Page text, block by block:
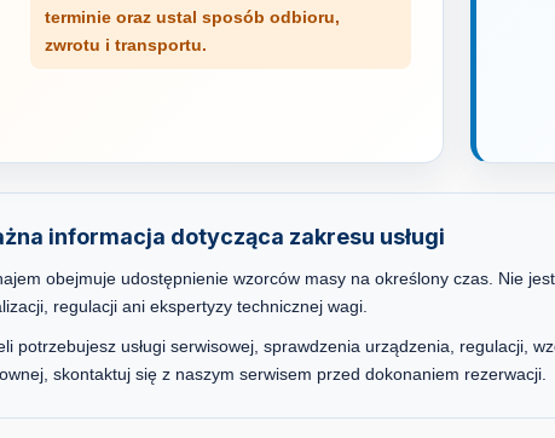
terminie oraz ustal sposób odbioru,
zwrotu i transportu.
informacja dotycząca zakresu usługi
obejmuje udostępnienie wzorców masy na określony czas. Nie
regulacji ani ekspertyzy technicznej wagi.
potrzebujesz usługi serwisowej, sprawdzenia urządzenia, regulacji,
skontaktuj się z naszym serwisem przed dokonaniem rezerwacji.